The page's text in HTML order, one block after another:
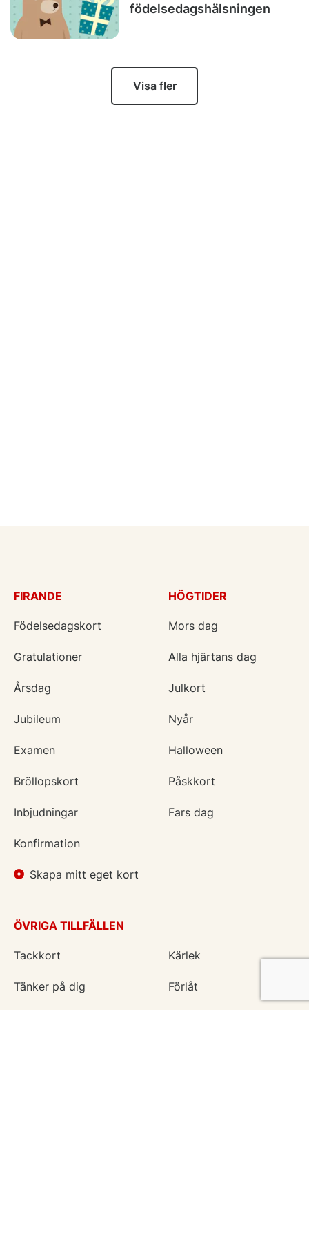
födelsedagshälsningen
Visa fler
FIRANDE
Födelsedagskort
Gratulationer
Årsdag
Jubileum
Examen
Bröllopskort
Inbjudningar
Konfirmation
Skapa mitt eget kort
HÖGTIDER
Mors dag
Alla hjärtans dag
Julkort
Nyår
Halloween
Påskkort
Fars dag
ÖVRIGA TILLFÄLLEN
Tackkort Kärlek
Tänker på dig Förlåt